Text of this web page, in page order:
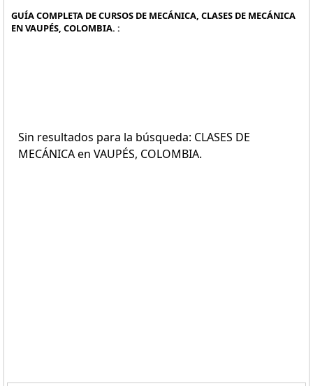
GUÍA COMPLETA DE CURSOS DE MECÁNICA, CLASES DE MECÁNICA
EN VAUPÉS, COLOMBIA. :
Sin resultados para la búsqueda: CLASES DE
MECÁNICA en VAUPÉS, COLOMBIA.